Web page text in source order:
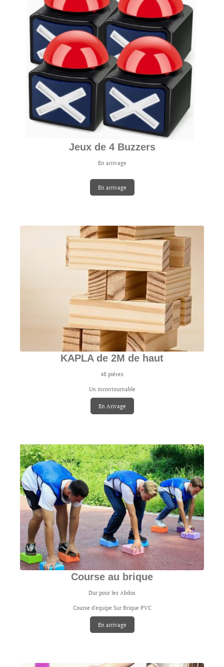
Jeux de 4 Buzzers
En arrivage
En arrivage
KAPLA de 2M de haut
48 piéces
Un incontournable
En Arivage
Course au brique
Dur pour les Abdos
Course d'equipe Sur Brique PVC
En arrivage